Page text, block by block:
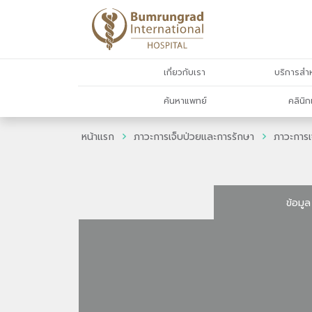
เกี่ยวกับเรา บริการส
ค้นหาแพทย์ คลินิก
หน้าแรก ภาวะการเจ็บป่วยและการรักษา ภาวะกา
ข้อมูล